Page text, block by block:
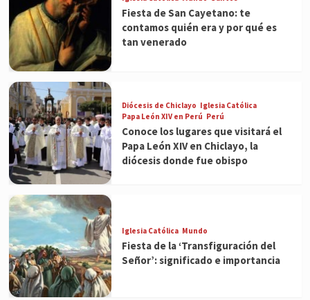
Fiesta de San Cayetano: te
contamos quién era y por qué es
tan venerado
Diócesis de Chiclayo Iglesia Católica
Papa León XIV en Perú Perú
Conoce los lugares que visitará el
Papa León XIV en Chiclayo, la
diócesis donde fue obispo
Iglesia Católica Mundo
Fiesta de la ‘Transfiguración del
Señor’: significado e importancia